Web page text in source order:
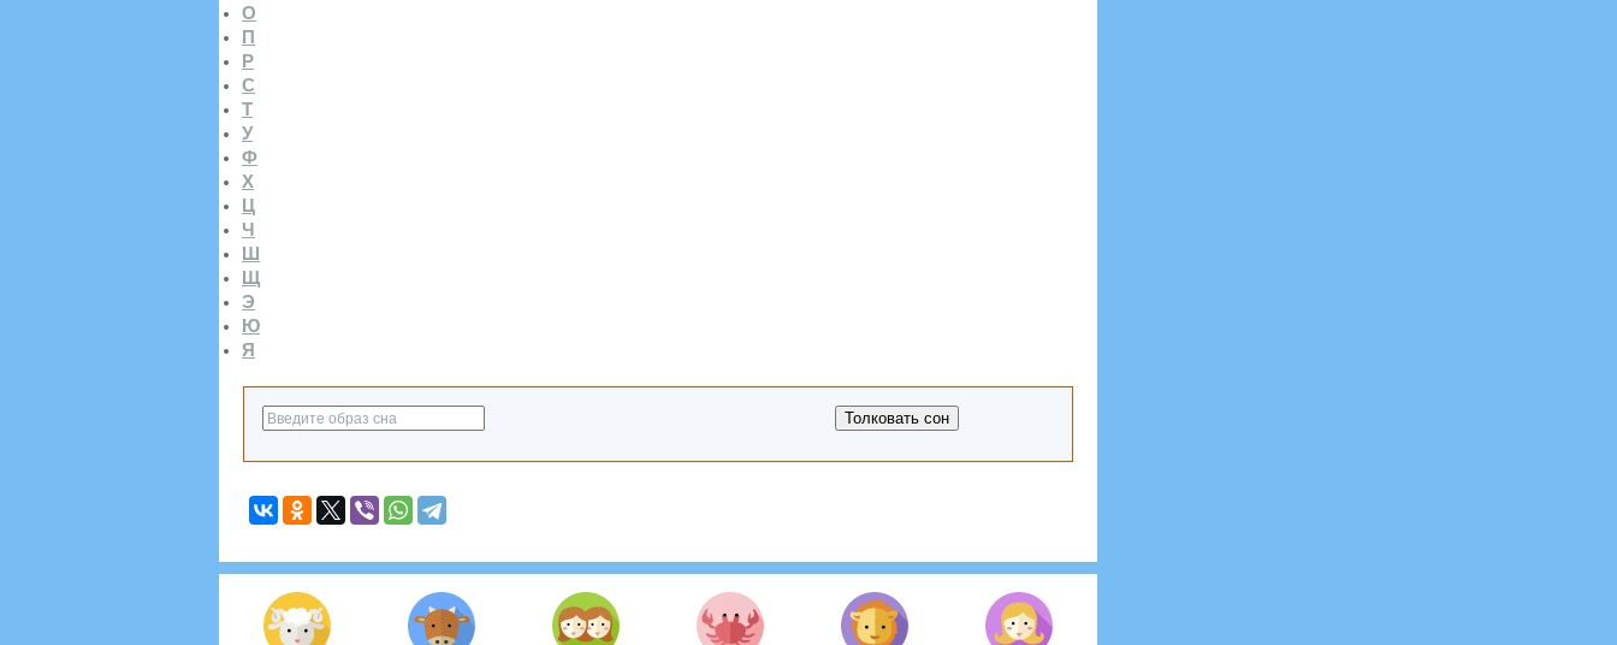
О
П
Р
С
Т
У
Ф
Х
Ц
Ч
Ш
Щ
Э
Ю
Я